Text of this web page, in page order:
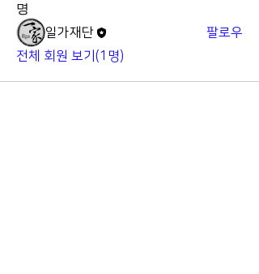
명
일가재단
팔로우
전체 회원 보기(1명)